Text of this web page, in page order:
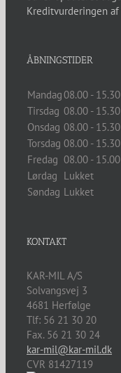
ÅBNINGSTIDER
Mandag08.00 - 15.30
Tirsdag 08.00 - 15.30
Onsdag 08.00 - 15.30
Torsdag 08.00 - 15.30
Fredag 08.00 - 15.00
Lørdag Lukket
Søndag Lukket
KONTAKT
KAR-MIL A/S
Solvangsvej 3
4681 Herfølge
Tlf: 56 21 30 20
Fax. 56 21 30 24
kar-mil@kar-mil.dk
CVR 81427119